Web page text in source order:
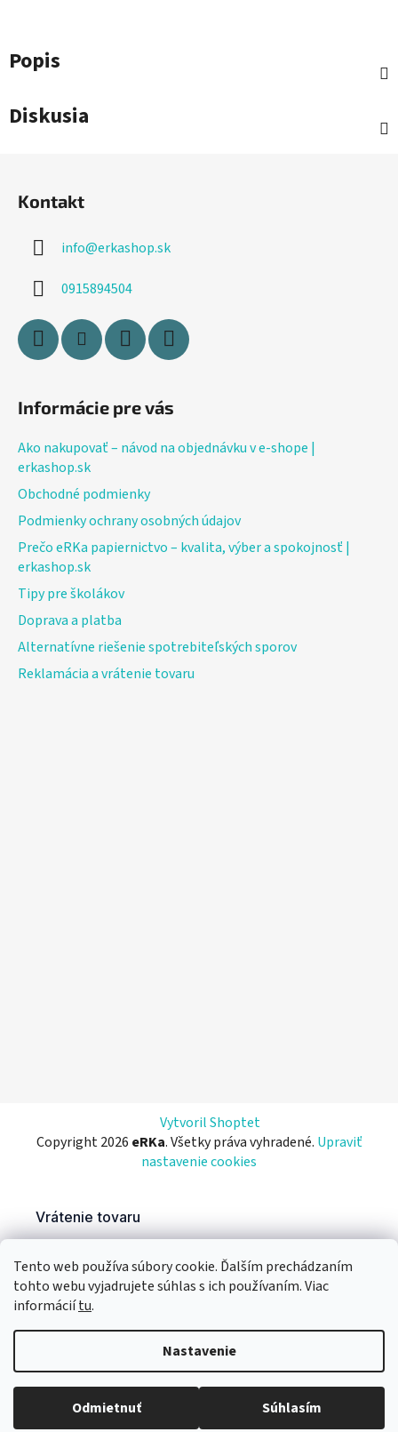
Tento web používa súbory cookie. Ďalším prechádzaním
tohto webu vyjadrujete súhlas s ich používaním. Viac
informáciítu.
Nastavenie
Odmietnuť Súhlasím
Popis
Diskusia
Kontakt
info@erkashop.sk
0915894504
Informácie pre vás
Ako nakupovať – návod na objednávku v e-shope |
erkashop.sk
Obchodné podmienky
Podmienky ochrany osobných údajov
Prečo eRKa papiernictvo – kvalita, výber a spokojnosť |
erkashop.sk
Tipy pre školákov
Doprava a platba
Alternatívne riešenie spotrebiteľských sporov
Reklamácia a vrátenie tovaru
Vytvoril Shoptet
Copyright 2026 eRKa. Všetky práva vyhradené. Upraviť
nastavenie cookies